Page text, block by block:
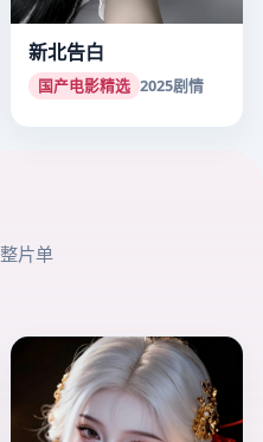
新北告白
国产电影精选 2025剧情
片单